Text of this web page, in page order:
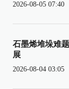
2026-08-05 07:40
石墨烯堆垛难
展
2026-08-04 03:05